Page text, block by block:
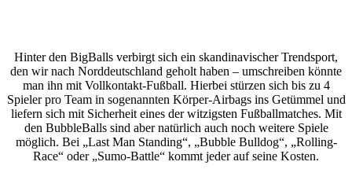
Hinter den BigBalls verbirgt sich ein skandinavischer Trendsport,
den wir nach Norddeutschland geholt haben – umschreiben könnte
man ihn mit Vollkontakt-Fußball. Hierbei stürzen sich bis zu 4
Spieler pro Team in sogenannten Körper-Airbags ins Getümmel und
liefern sich mit Sicherheit eines der witzigsten Fußballmatches. Mit
den BubbleBalls sind aber natürlich auch noch weitere Spiele
möglich. Bei „Last Man Standing“, „Bubble Bulldog“, „Rolling-
Race“ oder „Sumo-Battle“ kommt jeder auf seine Kosten.